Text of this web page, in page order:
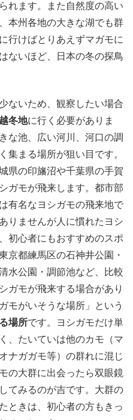
れます。また自然度の高い
本州各地の大きな湖でも群
行けばとりあえずマガモに
ないほど、日本の冬の探鳥
ないため、観察したい場合
冬地に行く必要がありま
な池、広い河川、河口の調
集まる場所が狙い目です。
県の印旛沼や千葉県の手賀
ガモが飛来します。都市部
有名なヨシガモの飛来地で
りませんが人に慣れたヨシ
初心者にもおすすめのスポ
京都練馬区の石神井公園・
水公園・調節池など、比較
ガモが飛来する場合があり
モがいそうな場所」という
場所です。ヨシガモだけ単
、たいていは他のカモ（マ
ナガガモ等）の群れに混じ
の大群に出会ったら双眼鏡
てみるのが吉です。大群の
ときは、初心者の方もきっ